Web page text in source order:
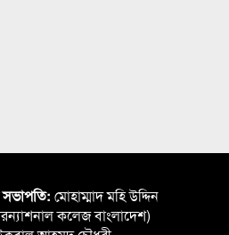
মোহাম্মাদ মহি উদ্দিন
কলেজ বাংলাদেশ)